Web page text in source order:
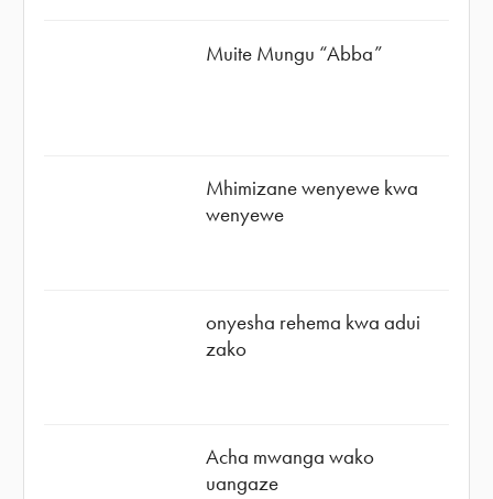
Muite Mungu “Abba”
Mhimizane wenyewe kwa
wenyewe
onyesha rehema kwa adui
zako
Acha mwanga wako
uangaze